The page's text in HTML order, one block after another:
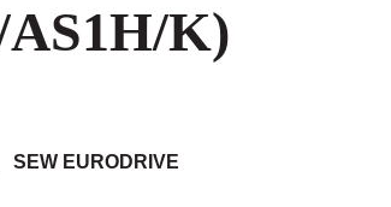
K)
SEW EURODRIVE